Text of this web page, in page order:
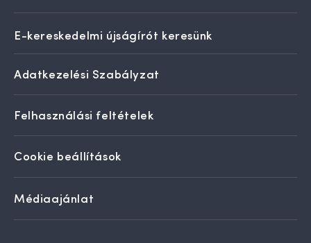
E-kereskedelmi újságírót keresünk
Adatkezelési Szabályzat
Felhasználási feltételek
Cookie beállítások
Médiaajánlat